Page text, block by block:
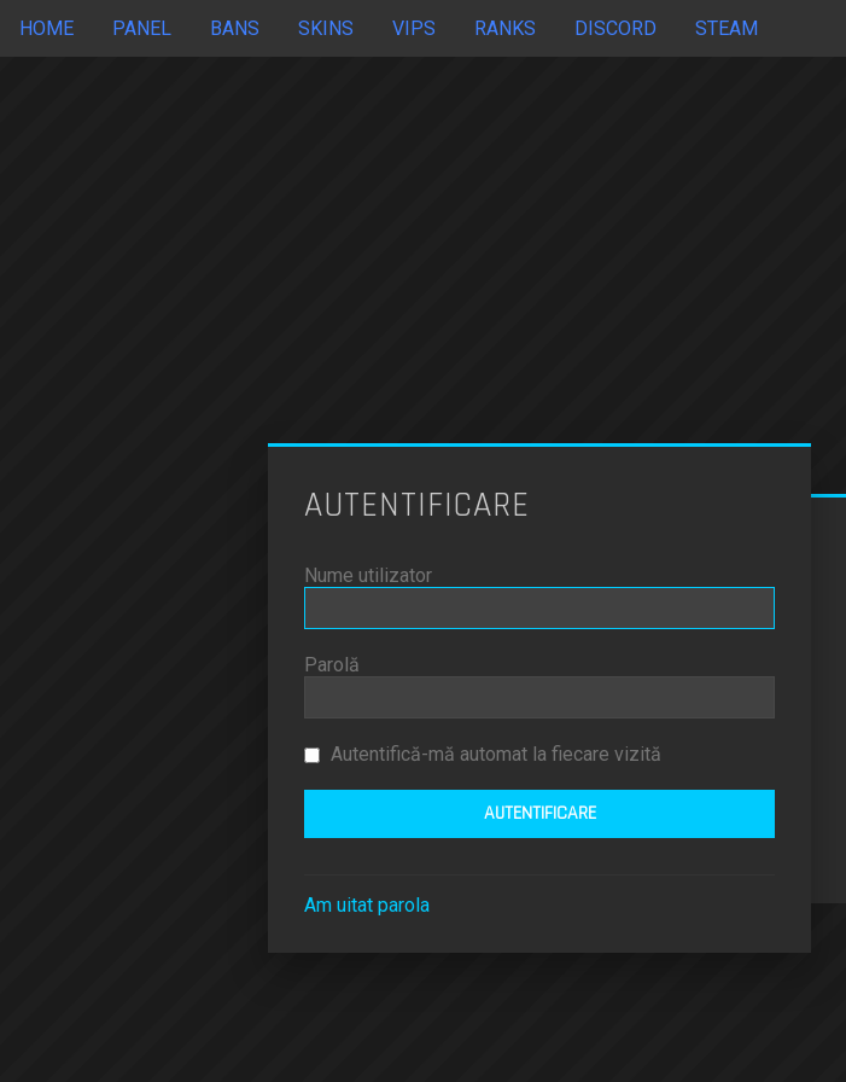
HOME PANEL BANS SKINS VIPS RANKS DISCORD STEAM
AUTENTIFICARE
Nume utilizator
Parolă
Autentifică-mă automat la fiecare vizită
Am uitat parola